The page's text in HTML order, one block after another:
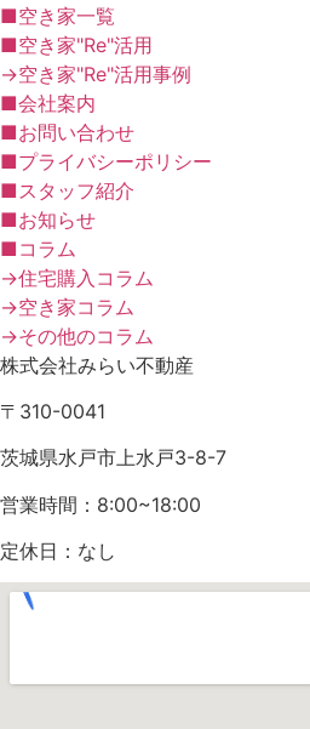
■空き家一覧
■空き家"Re"活用
→空き家"Re"活用事例
■会社案内
■お問い合わせ
■プライバシーポリシー
■スタッフ紹介
■お知らせ
■コラム
→住宅購入コラム
→空き家コラム
→その他のコラム
株式会社みらい不動産
〒310-0041
茨城県水戸市上水戸3-8-7
営業時間：8:00~18:00
定休日：なし